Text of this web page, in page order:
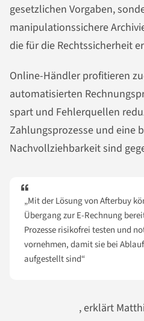
gesetzlichen Vorgaben,
manipulationssichere
die für die Rechtssicherheit
Online-Händler profitieren
automatisierten
spart und Fehlerquellen
Zahlungsprozesse und eine
Nachvollziehbarkeit sind
„Mit der Lösung von Afterbuy
Übergang zur E-Rechnung
Prozesse risikofrei testen und
vornehmen, damit sie bei
aufgestellt sind“
, erklärt